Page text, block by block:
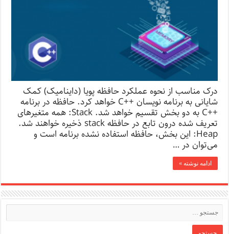
درک مناسب از نحوه عملکرد حافظه پویا (داینامیک) کمک
شایانی به برنامه نویسان ++C خواهد کرد. حافظه در برنامه
++C به دو بخش تقسیم خواهد شد. Stack: همه متغیرهای
تعریف شده درون تابع در حافظه stack ذخیره خواهند شد.
Heap: این بخش، حافظه استفاده نشده برنامه است و
می‌توان در …
ادامه نوشته »